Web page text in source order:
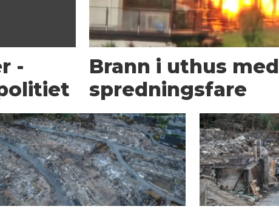
-
Brann i uthus med
spredningsfare